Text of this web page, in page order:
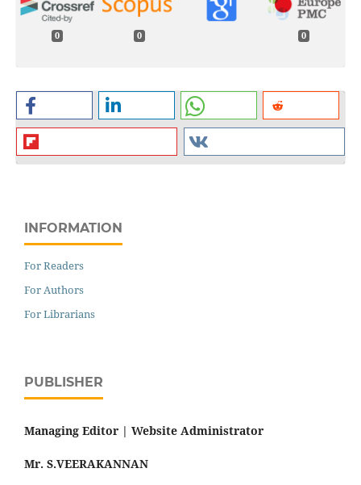
0 0 0
INFORMATION
For Readers
For Authors
For Librarians
PUBLISHER
Managing Editor | Website Administrator
Mr. S.VEERAKANNAN